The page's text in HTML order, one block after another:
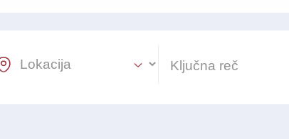
Location Select